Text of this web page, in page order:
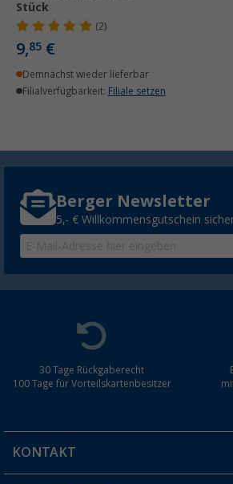
Stück
(2)
9,85 €
Demnächst wieder lieferbar
Filialverfügbarkeit: Filiale setzen
Berger Newsletter
5,- € Willkommensgutschein
30 Tage Rückgaberecht
100 Tage für Vorteilskartenbesitzer
KONTAKT